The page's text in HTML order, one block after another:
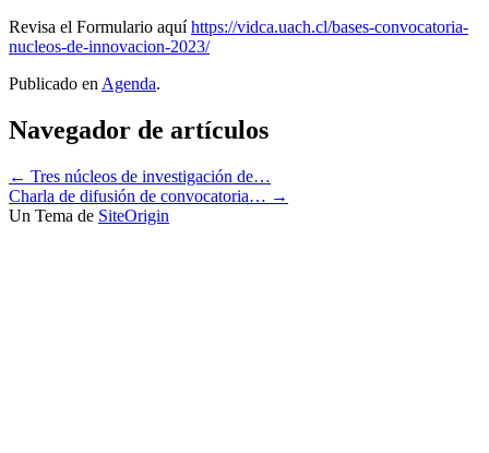
Revisa el Formulario aquíhttps://vidca.uach.cl/bases-convocatoria-
nucleos-de-innovacion-2023/
Publicado en Agenda.
Navegador de artículos
← Tres núcleos de investigación de…
Charla de difusión de convocatoria… →
Un Tema de SiteOrigin